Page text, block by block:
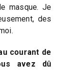
masque. Je
des
courant de
avez dû